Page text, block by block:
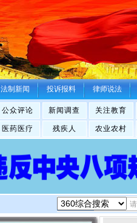
法制新闻 投诉报料 律师说法
公众评论 新闻调查 关注教育
医药医疗 残疾人 农业农村